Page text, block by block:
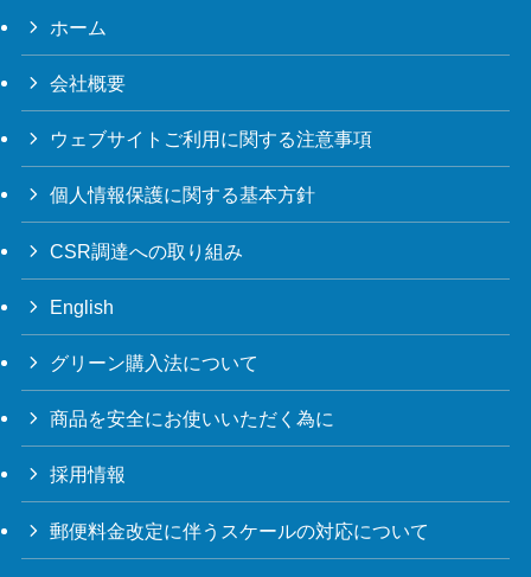
ホーム
会社概要
ウェブサイトご利用に関する注意事項
個人情報保護に関する基本方針
CSR調達への取り組み
English
グリーン購入法について
商品を安全にお使いいただく為に
採用情報
郵便料金改定に伴うスケールの対応について